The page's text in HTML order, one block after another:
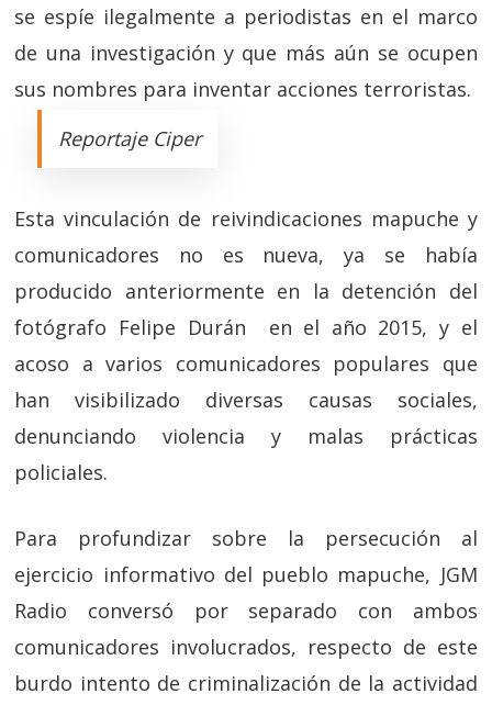
se espíe ilegalmente a periodistas en el marco
de una investigación y que más aún se ocupen
sus nombres para inventar acciones terroristas.
Reportaje Ciper
Esta vinculación de reivindicaciones mapuche y
comunicadores no es nueva, ya se había
producido anteriormente en la detención del
fotógrafo Felipe Durán en el año 2015, y el
acoso a varios comunicadores populares que
han visibilizado diversas causas sociales,
denunciando violencia y malas prácticas
policiales.
Para profundizar sobre la persecución al
ejercicio informativo del pueblo mapuche, JGM
Radio conversó por separado con ambos
comunicadores involucrados, respecto de este
burdo intento de criminalización de la actividad